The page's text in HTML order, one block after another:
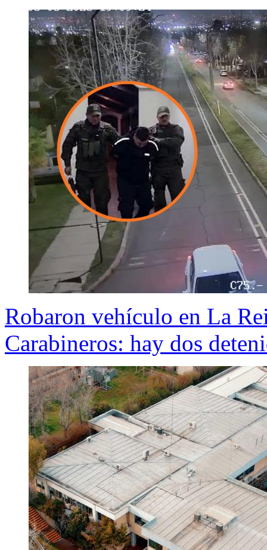
Robaron vehículo en La
Carabineros: hay dos